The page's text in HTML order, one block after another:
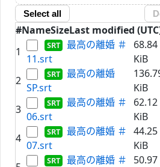
Select all
#NameSizeLast modified
1
最高の離婚 ＃
11.srt
68.84
KiB
2
最高の離婚
SP.srt
KiB
3
最高の離婚 ＃
06.srt
62.12
KiB
4
最高の離婚 ＃
07.srt
44.25
KiB
最高の離婚 ＃
50.97